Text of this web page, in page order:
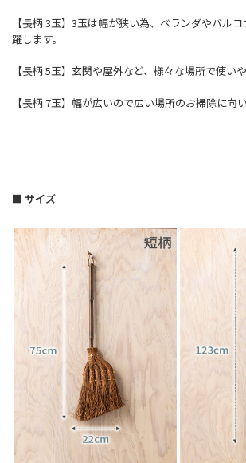
【長柄 3玉】3玉は幅が狭い為、ベランダやバル
躍します。
【長柄 5玉】玄関や屋外など、様々な場所で使い
【長柄 7玉】幅が広いので広い場所のお掃除に向い
■ サイズ